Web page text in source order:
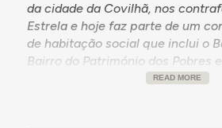
da cidade da Covilhã, nos
Estrela e hoje faz parte de um
de habitação social que inclui o
Bairro do Património dos Pobres
Maio (ou do Pinhal do Gaiteiro),
READ MORE